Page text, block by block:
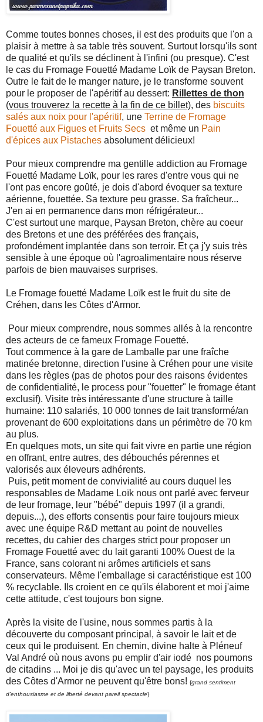
Comme toutes bonnes choses, il est des produits que l'on a
plaisir à mettre à sa table très souvent. Surtout lorsqu'ils sont
de qualité et qu'ils se déclinent à l'infini (ou presque). C'est
le cas du Fromage Fouetté Madame Loïk de Paysan Breton.
Outre le fait de le manger nature, je le transforme souvent
pour le proposer de l'apéritif au dessert: Rillettes de thon
(vous trouverez la recette à la fin de ce billet), des biscuits
salés aux noix pour l'apéritif, une Terrine de Fromage
Fouetté aux Figues et Fruits Secs et même un Pain
d'épices aux Pistaches absolument délicieux!
Pour mieux comprendre ma gentille addiction au Fromage
Fouetté Madame Loïk, pour les rares d'entre vous qui ne
l'ont pas encore goûté, je dois d'abord évoquer sa texture
aérienne, fouettée. Sa texture peu grasse. Sa fraîcheur...
J'en ai en permanence dans mon réfrigérateur...
C'est surtout une marque, Paysan Breton, chère au coeur
des Bretons et une des préférées des français,
profondément implantée dans son terroir. Et ça j'y suis très
sensible à une époque où l'agroalimentaire nous réserve
parfois de bien mauvaises surprises.
Le Fromage fouetté Madame Loïk est le fruit du site de
Créhen, dans les Côtes d'Armor.
Pour mieux comprendre, nous sommes allés à la rencontre
des acteurs de ce fameux Fromage Fouetté.
Tout commence à la gare de Lamballe par une fraîche
matinée bretonne, direction l'usine à Créhen pour une visite
dans les règles (pas de photos pour des raisons évidentes
de confidentialité, le process pour "fouetter" le fromage étant
exclusif). Visite très intéressante d'une structure à taille
humaine: 110 salariés, 10 000 tonnes de lait transformé/an
provenant de 600 exploitations dans un périmètre de 70 km
au plus.
En quelques mots, un site qui fait vivre en partie une région
en offrant, entre autres, des débouchés pérennes et
valorisés aux éleveurs adhérents.
Puis, petit moment de convivialité au cours duquel les
responsables de Madame Loïk nous ont parlé avec ferveur
de leur fromage, leur "bébé" depuis 1997 (il a grandi,
depuis...), des efforts consentis pour faire toujours mieux
avec une équipe R&D mettant au point de nouvelles
recettes, du cahier des charges strict pour proposer un
Fromage Fouetté avec du lait garanti 100% Ouest de la
France, sans colorant ni arômes artificiels et sans
conservateurs. Même l'emballage si caractéristique est 100
% recyclable. Ils croient en ce qu'ils élaborent et moi j'aime
cette attitude, c'est toujours bon signe.
Après la visite de l'usine, nous sommes partis à la
découverte du composant principal, à savoir le lait et de
ceux qui le produisent. En chemin, divine halte à Pléneuf
Val André où nous avons pu emplir d'air iodé nos poumons
de citadins ... Moi je dis qu'avec un tel paysage, les produits
des Côtes d'Armor ne peuvent qu'être bons! {grand sentiment
d'enthousiasme et de liberté devant pareil spectacle}